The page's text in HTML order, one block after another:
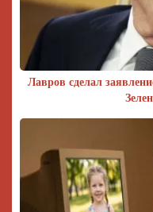
Лавров сделал